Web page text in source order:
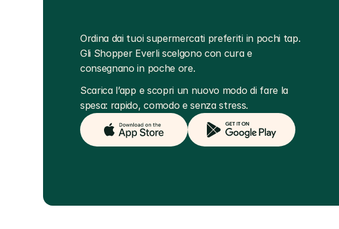
Ordina dai tuoi supermercati preferiti in pochi tap.
Gli Shopper Everli scelgono con cura e
consegnano in poche ore.
Scarica l’app e scopri un nuovo modo di fare la
spesa: rapido, comodo e senza stress.